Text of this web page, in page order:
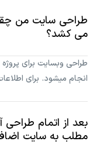
طراحی سایت من
می کشد؟
طراحی وبسایت برای
انجام میشود. برای
بعد از اتمام
مطلب به سایت